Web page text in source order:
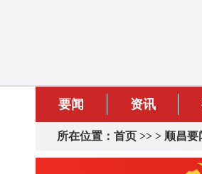
要闻 资讯
所在位置： 首页 >> > 顺昌要